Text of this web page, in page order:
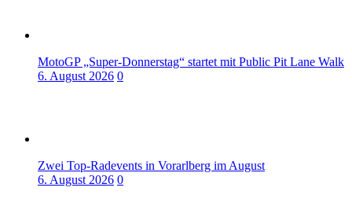
MotoGP „Super-Donnerstag“ startet mit Public Pit Lane Walk
6. August 2026 0
Zwei Top-Radevents in Vorarlberg im August
6. August 2026 0